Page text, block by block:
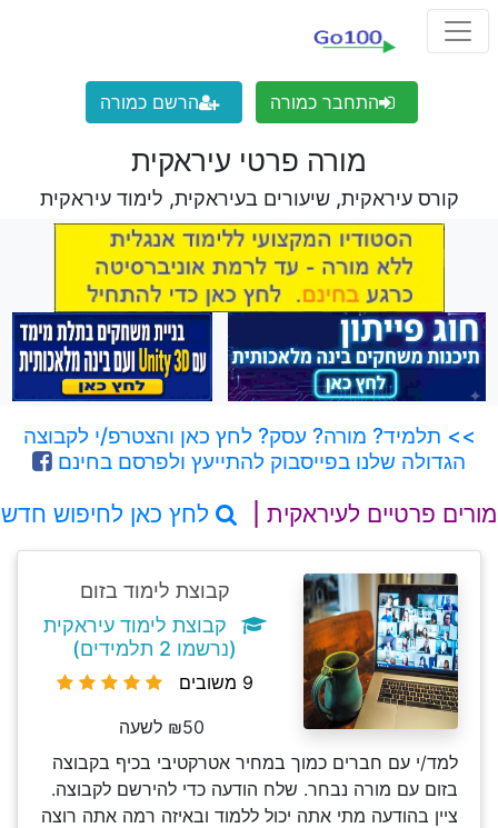
התחבר כמורה הרשם כמורה
מורה פרטי עיראקית
קורס עיראקית, שיעורים בעיראקית, לימוד עיראקית
>> תלמיד? מורה? עסק? לחץ כאן והצטרפ/י לקבוצה
הגדולה שלנו בפייסבוק להתייעץ ולפרסם בחינם
מורים פרטיים לעיראקית | לחץ כאן לחיפוש חדש
קבוצת לימוד בזום
קבוצת לימוד עיראקית
(נרשמו 2 תלמידים)
9 משובים
₪50 לשעה
למד/י עם חברים כמוך במחיר אטרקטיבי בכיף בקבוצה
בזום עם מורה נבחר. שלח הודעה כדי להירשם לקבוצה.
ציין בהודעה מתי אתה יכול ללמוד ובאיזה רמה אתה רוצה